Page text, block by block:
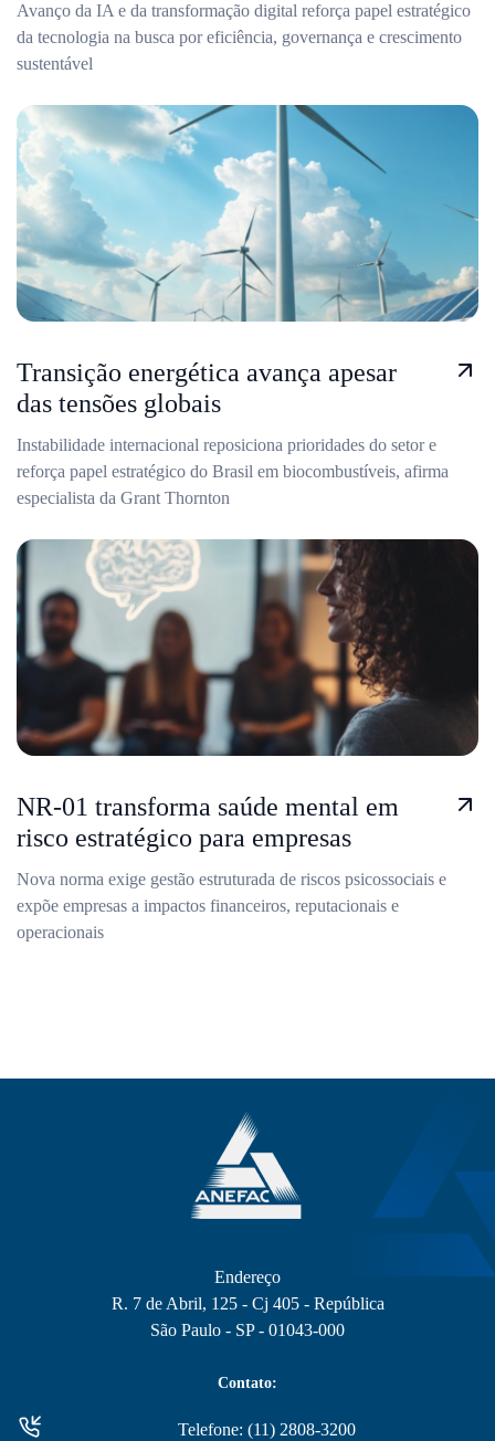
Avanço da IA e da transformação digital reforça papel estratégico
da tecnologia na busca por eficiência, governança e crescimento
sustentável
Transição energética avança apesar
das tensões globais
Instabilidade internacional reposiciona prioridades do setor e
reforça papel estratégico do Brasil em biocombustíveis, afirma
especialista da Grant Thornton
NR-01 transforma saúde mental em
risco estratégico para empresas
Nova norma exige gestão estruturada de riscos psicossociais e
expõe empresas a impactos financeiros, reputacionais e
operacionais
Endereço
R. 7 de Abril, 125 - Cj 405 - República
São Paulo - SP - 01043-000
Contato:
Telefone: (11) 2808-3200